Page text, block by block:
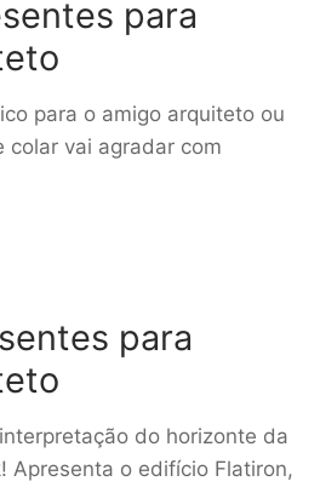
para
para o amigo arquiteto ou
colar vai agradar com
para
do horizonte da
Apresenta o edifício Flatiron,